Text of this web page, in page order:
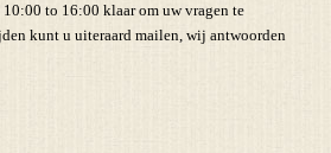
10:00 to 16:00 klaar om uw vragen te
kunt u uiteraard mailen, wij antwoorden